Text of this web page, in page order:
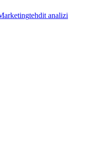
tehdit analizi